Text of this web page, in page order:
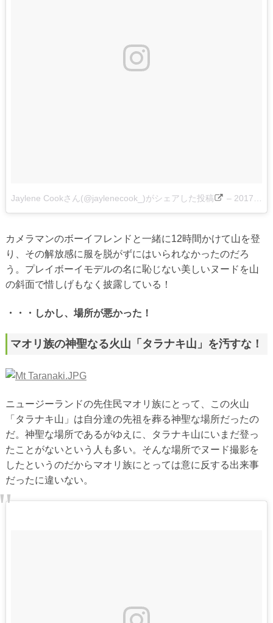
Jaylene Cookさん(@jaylenecook_)がシェアした投稿 – 2017 4月 28 4:48午後 PDT
カメラマンのボーイフレンドと一緒に12時間かけて山を登
り、その解放感に服を脱がずにはいられなかったのだろ
う。プレイボーイモデルの名に恥じない美しいヌードを山
の斜面で惜しげもなく披露している！
・・・しかし、場所が悪かった！
マオリ族の神聖なる火山「タラナキ山」を汚すな！
ニュージーランドの先住民マオリ族にとって、この火山
「タラナキ山」は自分達の先祖を葬る神聖な場所だったの
だ。神聖な場所であるがゆえに、タラナキ山にいまだ登っ
たことがないという人も多い。そんな場所でヌード撮影を
したというのだからマオリ族にとっては意に反する出来事
だったに違いない。